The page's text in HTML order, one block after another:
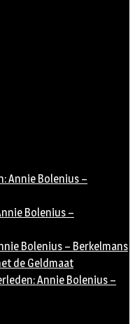
Annie Bolenius –
Bolenius –
Bolenius – Berkelmans
de Geldmaat
Annie Bolenius –